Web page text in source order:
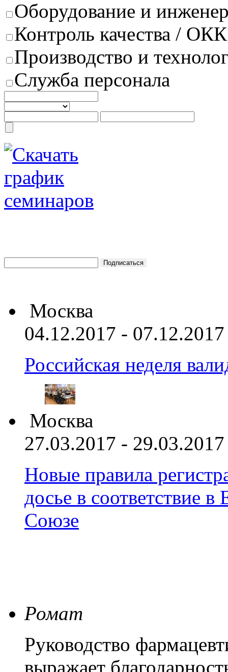
Оборудование и
Контроль качества / ОКК
Производство и
Служба персонала
Москва
04.12.2017 - 07.12.2017
Российская неделя
Москва
27.03.2017 - 29.03.2017
Новые правила
досье в соответствие
Союзе
Ромат
Руководство
выражает